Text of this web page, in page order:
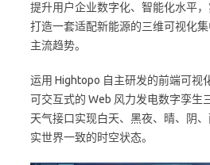
提升用户企业数字化、智能化水平，
打造一套适配新能源的三维可视化
主流趋势。
运用 Hightopo 自主研发的前端可视
可交互式的 Web 风力发电数字孪生
天气接口实现白天、黑夜、晴、阴
实世界一致的时空状态。